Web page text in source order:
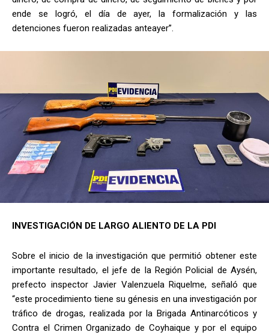
ende se logró, el día de ayer, la formalización y las
detenciones fueron realizadas anteayer”.
INVESTIGACIÓN DE LARGO ALIENTO DE LA PDI
Sobre el inicio de la investigación que permitió obtener este
importante resultado, el jefe de la Región Policial de Aysén,
prefecto inspector Javier Valenzuela Riquelme, señaló que
“este procedimiento tiene su génesis en una investigación por
tráfico de drogas, realizada por la Brigada Antinarcóticos y
Contra el Crimen Organizado de Coyhaique y por el equipo